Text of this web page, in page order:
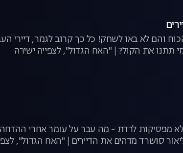
הכוח והם לא באו לשחק! כל כך קרוב לגמר, דיירי
תתנו את הקול? | "האח הגדול", לצפייה ישירה
לא מפסיקות לרדת - מה עבר על עומר אחרי
סושרד מדהים את הדיירים | "האח הגדול",